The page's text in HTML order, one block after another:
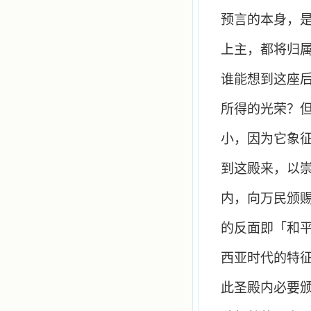
预言的本身，
上主，都将归
谁能想到这座
所得的光荣？
小，因为它象
到这殿来，以
内，向万民颁
的反面即「和
西亚时代的特
此圣殿内必要